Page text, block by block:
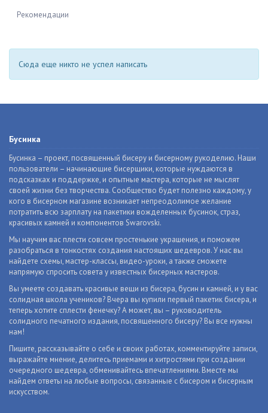
Рекомендации
Сюда еще никто не успел написать
Бусинка
Бусинка – проект, посвященный бисеру и бисерному рукоделию. Наши
пользователи – начинающие бисерщики, которые нуждаются в
подсказках и поддержке, и опытные мастера, которые не мыслят
своей жизни без творчества. Сообщество будет полезно каждому, у
кого в бисерном магазине возникает непреодолимое желание
потратить всю зарплату на пакетики вожделенных бусинок, страз,
красивых камней и компонентов Swarovski.
Мы научим вас плести совсем простенькие украшения, и поможем
разобраться в тонкостях создания настоящих шедевров. У нас вы
найдете схемы, мастер-классы, видео-уроки, а также сможете
напрямую спросить совета у известных бисерных мастеров.
Вы умеете создавать красивые вещи из бисера, бусин и камней, и у вас
солидная школа учеников? Вчера вы купили первый пакетик бисера, и
теперь хотите сплести фенечку? А может, вы – руководитель
солидного печатного издания, посвященного бисеру? Вы все нужны
нам!
Пишите, рассказывайте о себе и своих работах, комментируйте записи,
выражайте мнение, делитесь приемами и хитростями при создании
очередного шедевра, обменивайтесь впечатлениями. Вместе мы
найдем ответы на любые вопросы, связанные с бисером и бисерным
искусством.